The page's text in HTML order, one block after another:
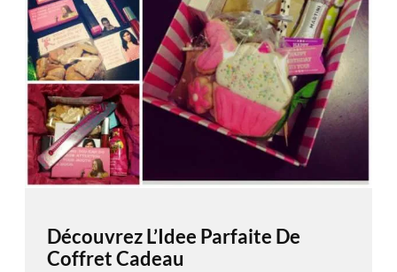
Découvrez L’Idee Parfaite De
Coffret Cadeau